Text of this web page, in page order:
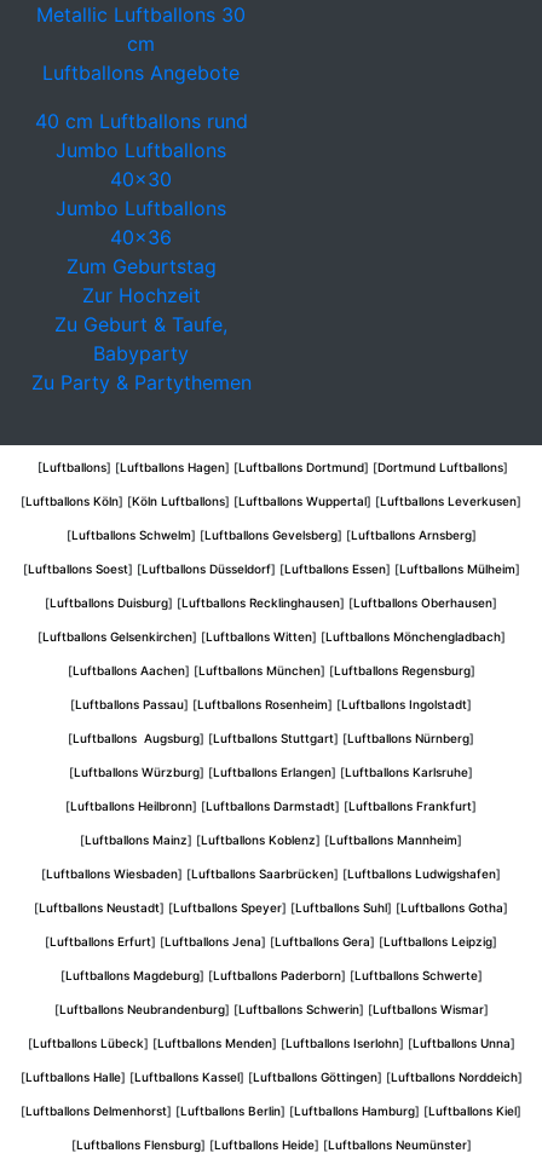
Metallic Luftballons 30
cm
Luftballons Angebote
40 cm Luftballons rund
Jumbo Luftballons
40x30
Jumbo Luftballons
40x36
Zum Geburtstag
Zur Hochzeit
Zu Geburt & Taufe,
Babyparty
Zu Party & Partythemen
[Luftballons] [Luftballons Hagen] [Luftballons Dortmund] [Dortmund Luftballons]
[Luftballons Köln] [Köln Luftballons] [Luftballons Wuppertal] [Luftballons Leverkusen]
[Luftballons Schwelm] [Luftballons Gevelsberg] [Luftballons Arnsberg]
[Luftballons Soest] [Luftballons Düsseldorf] [Luftballons Essen] [Luftballons Mülheim]
[Luftballons Duisburg] [Luftballons Recklinghausen] [Luftballons Oberhausen]
[Luftballons Gelsenkirchen] [Luftballons Witten] [Luftballons Mönchengladbach]
[Luftballons Aachen] [Luftballons München] [Luftballons Regensburg]
[Luftballons Passau] [Luftballons Rosenheim] [Luftballons Ingolstadt]
[Luftballons Augsburg] [Luftballons Stuttgart] [Luftballons Nürnberg]
[Luftballons Würzburg] [Luftballons Erlangen] [Luftballons Karlsruhe]
[Luftballons Heilbronn] [Luftballons Darmstadt] [Luftballons Frankfurt]
[Luftballons Mainz] [Luftballons Koblenz] [Luftballons Mannheim]
[Luftballons Wiesbaden] [Luftballons Saarbrücken] [Luftballons Ludwigshafen]
[Luftballons Neustadt] [Luftballons Speyer] [Luftballons Suhl] [Luftballons Gotha]
[Luftballons Erfurt] [Luftballons Jena] [Luftballons Gera] [Luftballons Leipzig]
[Luftballons Magdeburg] [Luftballons Paderborn] [Luftballons Schwerte]
[Luftballons Neubrandenburg] [Luftballons Schwerin] [Luftballons Wismar]
[Luftballons Lübeck] [Luftballons Menden] [Luftballons Iserlohn] [Luftballons Unna]
[Luftballons Halle] [Luftballons Kassel] [Luftballons Göttingen] [Luftballons Norddeich]
[Luftballons Delmenhorst] [Luftballons Berlin] [Luftballons Hamburg] [Luftballons Kiel]
[Luftballons Flensburg] [Luftballons Heide] [Luftballons Neumünster]